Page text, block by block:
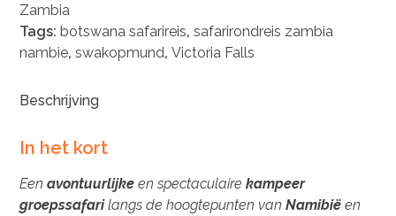
Zambia
Tags:botswana safarireis,safarirondreis zambia
nambie,swakopmund,Victoria Falls
Beschrijving
In het kort
Eenavontuurlijke en spectaculairekampeer
groepssafarilangs de hoogtepunten vanNamibië en